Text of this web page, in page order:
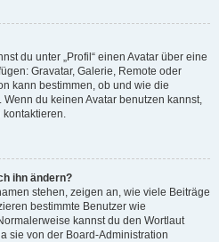
du unter „Profil“ einen Avatar über eine
Gravatar, Galerie, Remote oder
kann bestimmen, ob und wie die
du keinen Avatar benutzen kannst,
kontaktieren.
ihn ändern?
stehen, zeigen an, wie viele Beiträge
bestimmte Benutzer wie
kannst du den Wortlaut
sie von der Board-Administration